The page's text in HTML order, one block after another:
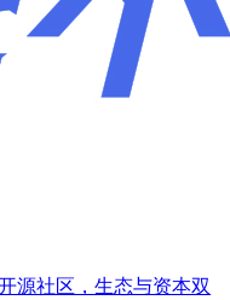
源社区，生态与资本双